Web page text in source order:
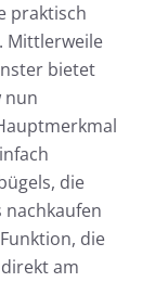
praktisch
Mittlerweile
bietet
nun
die
nachkaufen
die
am